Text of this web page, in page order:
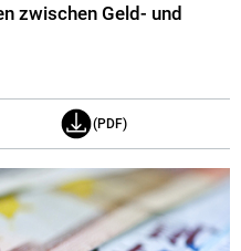
zwischen Geld- und
(PDF)